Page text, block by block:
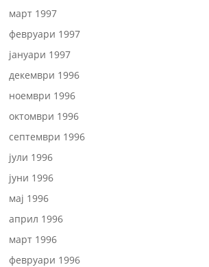
март 1997
февруари 1997
јануари 1997
декември 1996
ноември 1996
октомври 1996
септември 1996
јули 1996
јуни 1996
мај 1996
април 1996
март 1996
февруари 1996